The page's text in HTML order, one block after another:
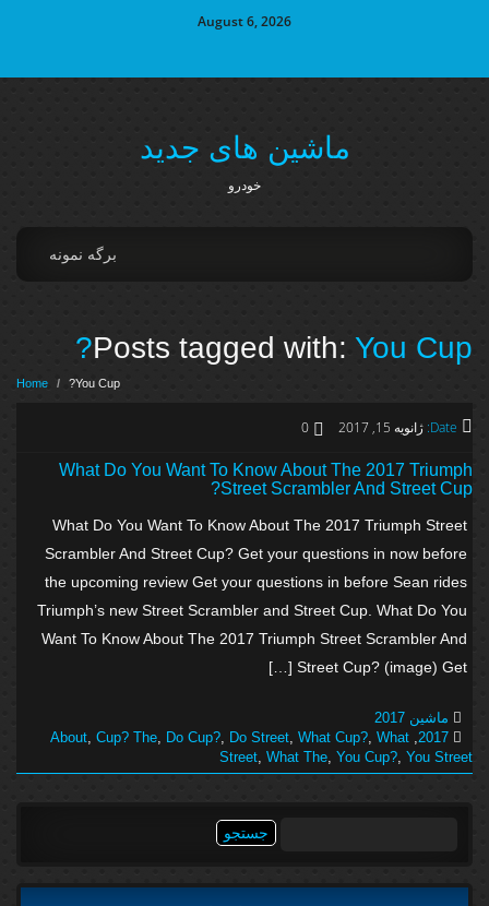
August 6, 2026
ماشین های جدید
خودرو
برگه نمونه
Posts tagged with:You Cup?
Home / You Cup?
Date: ژانویه 15, 2017 0
What Do You Want To Know About The 2017 Triumph
Street Scrambler And Street Cup?
What Do You Want To Know About The 2017 Triumph Street
Scrambler And Street Cup? Get your questions in now before
the upcoming review Get your questions in before Sean rides
Triumph’s new Street Scrambler and Street Cup. What Do You
Want To Know About The 2017 Triumph Street Scrambler And
Street Cup? (image) Get […]
ماشین 2017
2017
,
About,Cup? The,Do Cup?,Do Street,What Cup?,What
Street,What The,You Cup?,You Street